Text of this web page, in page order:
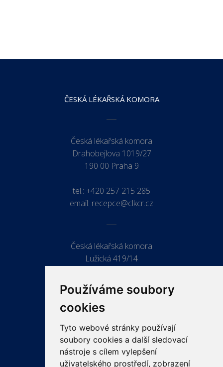
Používáme soubory
cookies
Tyto webové stránky používají
soubory cookies a další sledovací
nástroje s cílem vylepšení
uživatelského prostředí, zobrazení
ČESKÁ LÉKAŘSKÁ KOMORA
Česká lékařská komora
Drahobejlova 1019/27
190 00 Praha 9
tel.: +420 257 215 285
email: recepce@clkcr.cz
Česká lékařská komora
Lužická 419/14
ODKAZY
PRO LÉKAŘE